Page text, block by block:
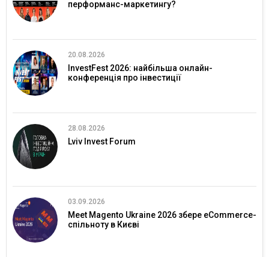
перформанс-маркетингу?
20.08.2026
InvestFest 2026: найбільша онлайн-
конференція про інвестиції
28.08.2026
Lviv Invest Forum
03.09.2026
Meet Magento Ukraine 2026 збере eCommerce-
спільноту в Києві